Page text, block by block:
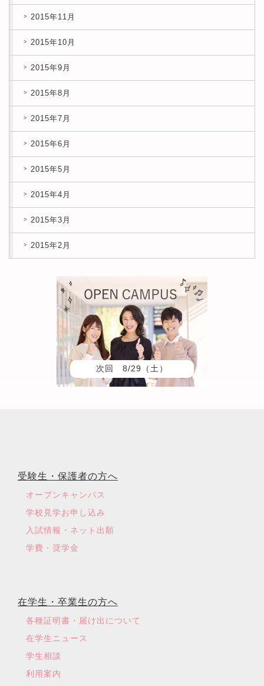
2015年11月
2015年10月
2015年9月
2015年8月
2015年7月
2015年6月
2015年5月
2015年4月
2015年3月
2015年2月
次回 8/29（土）
受験生・保護者の方へ
オープンキャンパス
学校見学お申し込み
入試情報・ネット出願
学費・奨学金
在学生・卒業生の方へ
各種証明書・届け出について
在学生ニュース
学生相談
利用案内